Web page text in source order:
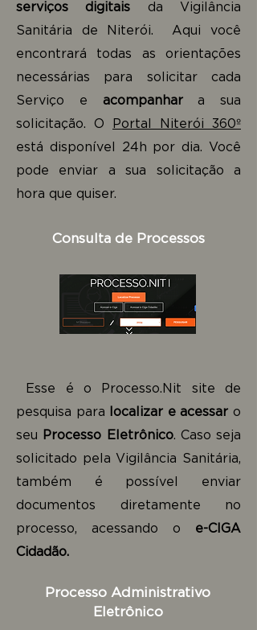
serviços digitais da Vigilância
Sanitária de Niterói. Aqui você
encontrará todas as orientações
necessárias para solicitar cada
Serviço e acompanhara sua
solicitação. O Portal Niterói 360º
está disponível 24h por dia. Você
pode enviar a sua solicitação a
hora que quiser.
Consulta de Processos
Esse é o Processo.Nit site de
pesquisa para localizar e acessar o
seu Processo Eletrônico. Caso seja
solicitado pela Vigilância Sanitária,
também é possível enviar
documentos diretamente no
processo, acessando o e-CIGA
Cidadão.
Processo Administrativo
Eletrônico